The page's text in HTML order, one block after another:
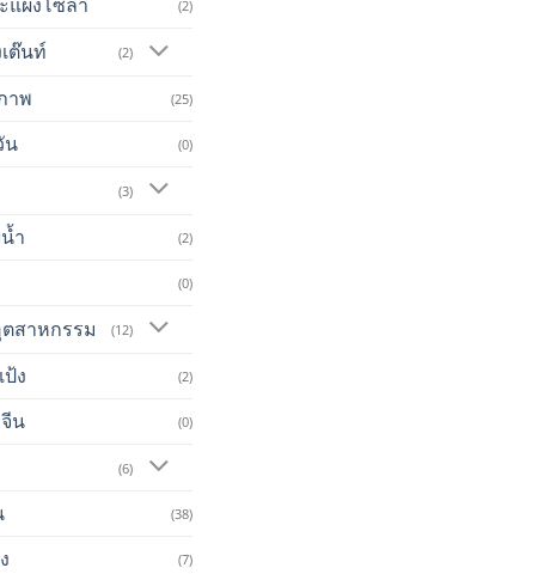
(2)
ต๊นท์ (2)
าพ (25)
น (0)
(3)
ำ (2)
(0)
สาหกรรม (12)
ง (2)
น (0)
(6)
(38)
(7)